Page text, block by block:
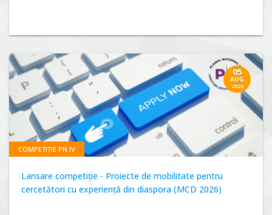
05
AUG
2026
COMPETIȚIE PN IV
Lansare competiție - Proiecte de mobilitate pentru
cercetători cu experiență din diaspora (MCD 2026)